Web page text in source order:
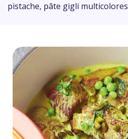
pistache, pâte gigli multicolores